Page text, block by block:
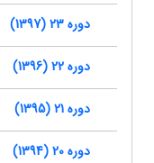
دوره 23 (1397)
دوره 22 (1396)
دوره 21 (1395)
دوره 20 (1394)